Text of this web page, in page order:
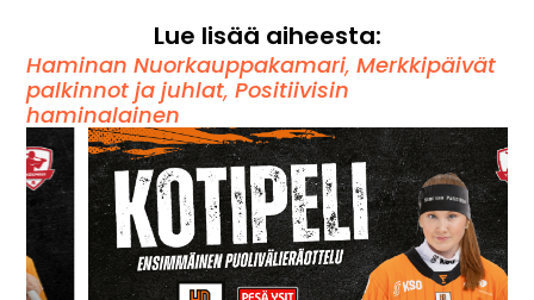
Lue lisää aiheesta:
Haminan Nuorkauppakamari,Merkkipäivät
palkinnot ja juhlat,Positiivisin
haminalainen